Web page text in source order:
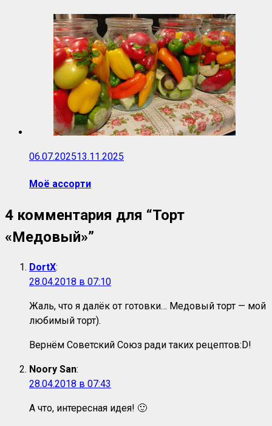
06.07.202513.11.2025
Моё ассорти
4 комментария для “Торт
«Медовый»”
DortX:
28.04.2018 в 07:10
Жаль, что я далёк от готовки… Медовый торт — мой
любимый торт).
Вернём Советский Союз ради таких рецептов:D!
Noory San:
28.04.2018 в 07:43
А что, интересная идея! 🙂